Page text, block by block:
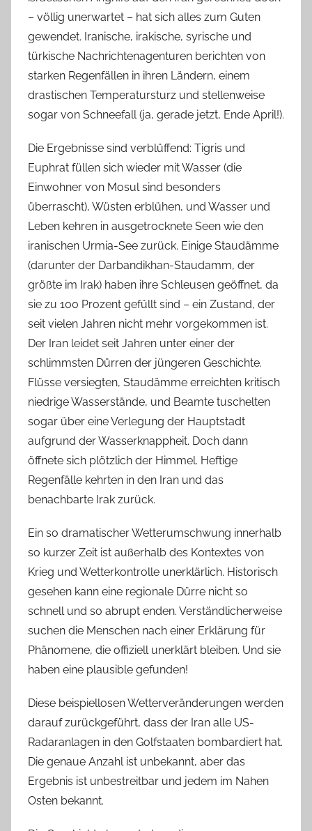
– völlig unerwartet – hat sich alles zum Guten
gewendet. Iranische, irakische, syrische und
türkische Nachrichtenagenturen berichten von
starken Regenfällen in ihren Ländern, einem
drastischen Temperatursturz und stellenweise
sogar von Schneefall (ja, gerade jetzt, Ende April!).
Die Ergebnisse sind verblüffend: Tigris und
Euphrat füllen sich wieder mit Wasser (die
Einwohner von Mosul sind besonders
überrascht), Wüsten erblühen, und Wasser und
Leben kehren in ausgetrocknete Seen wie den
iranischen Urmia-See zurück. Einige Staudämme
(darunter der Darbandikhan-Staudamm, der
größte im Irak) haben ihre Schleusen geöffnet, da
sie zu 100 Prozent gefüllt sind – ein Zustand, der
seit vielen Jahren nicht mehr vorgekommen ist.
Der Iran leidet seit Jahren unter einer der
schlimmsten Dürren der jüngeren Geschichte.
Flüsse versiegten, Staudämme erreichten kritisch
niedrige Wasserstände, und Beamte tuschelten
sogar über eine Verlegung der Hauptstadt
aufgrund der Wasserknappheit. Doch dann
öffnete sich plötzlich der Himmel. Heftige
Regenfälle kehrten in den Iran und das
benachbarte Irak zurück.
Ein so dramatischer Wetterumschwung innerhalb
so kurzer Zeit ist außerhalb des Kontextes von
Krieg und Wetterkontrolle unerklärlich. Historisch
gesehen kann eine regionale Dürre nicht so
schnell und so abrupt enden. Verständlicherweise
suchen die Menschen nach einer Erklärung für
Phänomene, die offiziell unerklärt bleiben. Und sie
haben eine plausible gefunden!
Diese beispiellosen Wetterveränderungen werden
darauf zurückgeführt, dass der Iran alle US-
Radaranlagen in den Golfstaaten bombardiert hat.
Die genaue Anzahl ist unbekannt, aber das
Ergebnis ist unbestreitbar und jedem im Nahen
Osten bekannt.